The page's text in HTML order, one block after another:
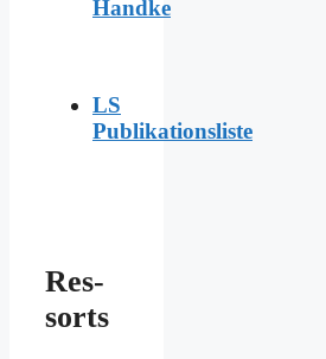
Handke
LS
Publikationsliste
Res­
sorts